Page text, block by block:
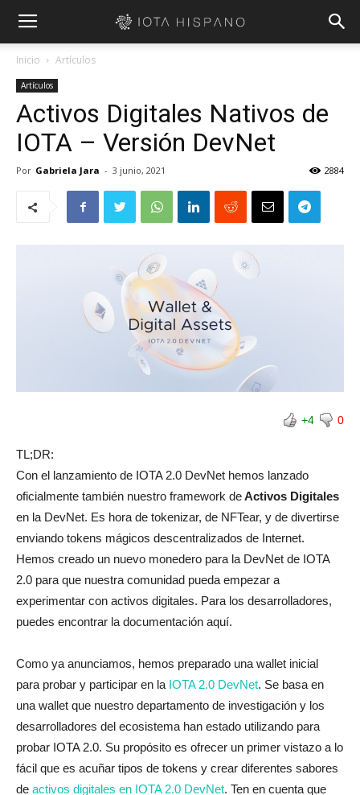
Inicio Artículos
Artículos
Activos Digitales Nativos de
IOTA – Versión DevNet
Por Gabriela Jara - 3 junio, 2021 2884
+4 0
TL;DR:
Con el lanzamiento de IOTA 2.0 DevNet hemos lanzado
oficialmente también nuestro framework deActivos Digitales
en la DevNet. Es hora de tokenizar, de NFTear, y de divertirse
enviando tokens mágicos descentralizados de Internet.
Hemos creado un nuevo monedero para la DevNet de IOTA
2.0 para que nuestra comunidad pueda empezar a
experimentar con activos digitales. Para los desarrolladores,
puedes encontrar la documentación aquí.
Como ya anunciamos, hemos preparado una wallet inicial
para probar y participar en la IOTA 2.0 DevNet. Se basa en
una wallet que nuestro departamento de investigación y los
desarrolladores del ecosistema han estado utilizando para
probar IOTA 2.0. Su propósito es ofrecer un primer vistazo a lo
fácil que es acuñar tipos de tokens y crear diferentes sabores
de activos digitales en IOTA 2.0 DevNet. Ten en cuenta que